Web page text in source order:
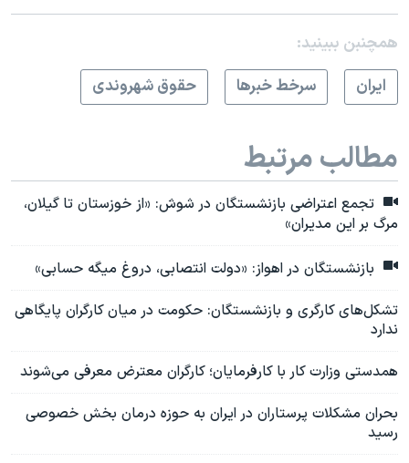
همچنبن ببینید:
ايران
سرخط خبرها حقوق شهروندی
مطالب مرتبط
تجمع اعتراضی بازنشستگان در شوش: «از خوزستان تا گیلان،
مرگ بر این مدیران»
بازنشستگان در اهواز: «دولت انتصابی، دروغ میگه حسابی»
تشکل‌های کارگری و بازنشستگان: حکومت در میان کارگران پایگاهی
ندارد
همدستی وزارت کار با کارفرمایان؛ کارگران معترض معرفی می‌شوند
بحران مشکلات پرستاران در ایران به حوزه درمان بخش خصوصی
رسید